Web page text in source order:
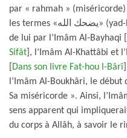
par « rahmah »
les termes «يضحك الله» (yad-hakou l-Lâh). cela a été rapporté
de lui par l’Imâm Al-Bayhaqi [
Sifât ], l’Imâm Al-Khattâbi et
Dans son livre Fat-hou l-Bârî
l’Imâm Al-Boukhâri, le
Sa miséricorde ». Ainsi,
sens apparent qui
du corps à Allâh, à savoir le